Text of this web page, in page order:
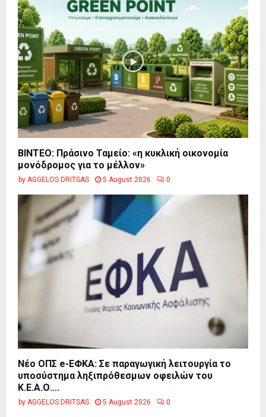
BINTEO: Πράσινο Ταμείο: «η κυκλική οικονομία
μονόδρομος για το μέλλον»
by AGGELOS DRITSAS 5 August 2026 0
Νέο ΟΠΣ e-ΕΦΚΑ: Σε παραγωγική λειτουργία το
υποσύστημα ληξιπρόθεσμων οφειλών του
Κ.Ε.Α.Ο....
by AGGELOS DRITSAS 5 August 2026 0